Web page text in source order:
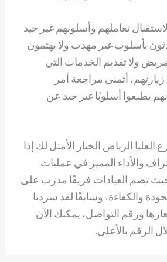
تعاملهم وأسلوبهم غير جيد
بأسلوب غير مهذب ولا يهتمون
ولا تقديم الخدمات التي
زيارتهم، أتمنى مراجعة أمر
يطبعوا أسلوبًا غير جيد عن
الرياض الخيار الأمثل لك إذا
والأداء المميز في عمليات
حيث تضم العيادات فريقًا مدرب على
والكفاءة، وسابقًا لقد سردنا
ورقم التواصل، يمكنك الآن
الرقم بالأعلى.